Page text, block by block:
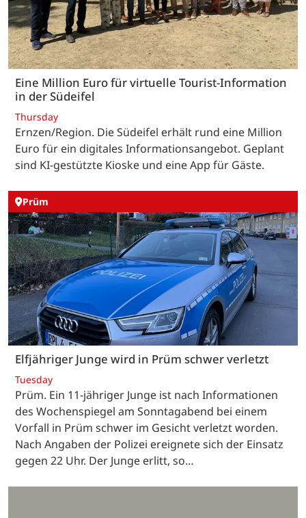
Eine Million Euro für virtuelle Tourist-Information
in der Südeifel
Thursday
Ernzen/Region. Die Südeifel erhält rund eine Million
Euro für ein digitales Informationsangebot. Geplant
sind KI-gestützte Kioske und eine App für Gäste.
Prüm
Elfjähriger Junge wird in Prüm schwer verletzt
Tuesday
Prüm. Ein 11-jähriger Junge ist nach Informationen
des Wochenspiegel am Sonntagabend bei einem
Vorfall in Prüm schwer im Gesicht verletzt worden.
Nach Angaben der Polizei ereignete sich der Einsatz
gegen 22 Uhr. Der Junge erlitt, so…